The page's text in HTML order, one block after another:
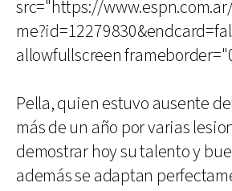
src="https://
allowfullscreen
Pella, quien estuvo ausente
más de un año por varias
demostrar hoy su talento y
además se adaptan